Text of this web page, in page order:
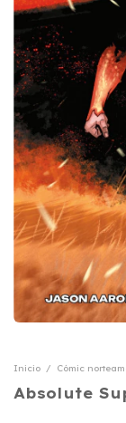
Inicio / Cómic
Absolute